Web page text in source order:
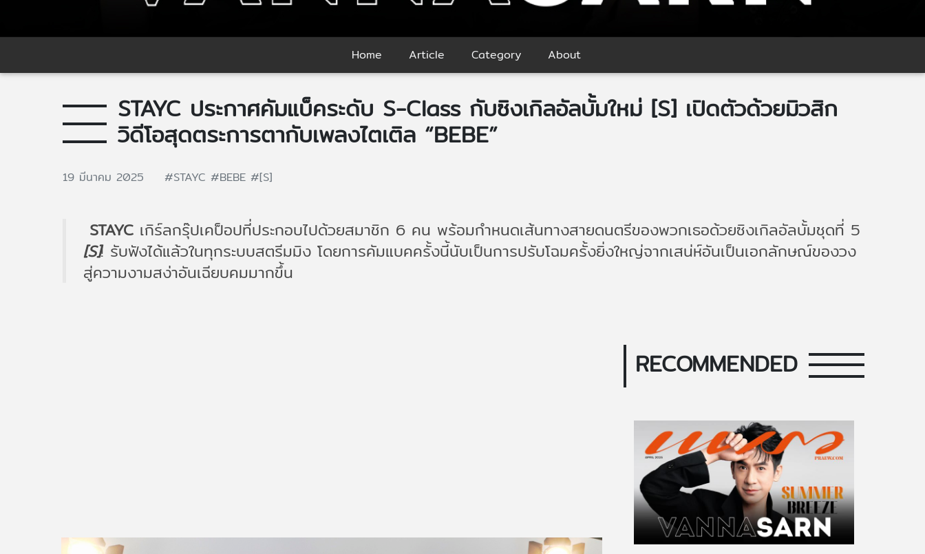
Home Article Category About
STAYC ประกาศคัมแบ็คระดับ S-Class กับซิงเกิลอัลบั้มใหม่ [S] เปิดตัวด้วยมิวสิก
วิดีโอสุดตระการตากับเพลงไตเติล “BEBE”
19 มีนาคม 2025 #STAYC#BEBE#[S]
STAYC เกิร์ลกรุ๊ปเคป็อปที่ประกอบไปด้วยสมาชิก 6 คน พร้อมกำหนดเส้นทางสายดนตรีของพวกเธอด้วยซิงเกิลอัลบั้มชุดที่ 5
[S]! รับฟังได้แล้วในทุกระบบสตรีมมิง โดยการคัมแบคครั้งนี้นับเป็นการปรับโฉมครั้งยิ่งใหญ่จากเสน่ห์อันเป็นเอกลักษณ์ของวง
สู่ความงามสง่าอันเฉียบคมมากขึ้น
RECOMMENDED